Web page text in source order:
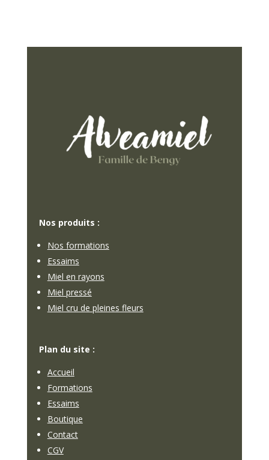
Nos produits :
Nos formations
Essaims
Miel en rayons
Miel pressé
Miel cru de pleines fleurs
Plan du site :
Accueil
Formations
Essaims
Boutique
Contact
CGV